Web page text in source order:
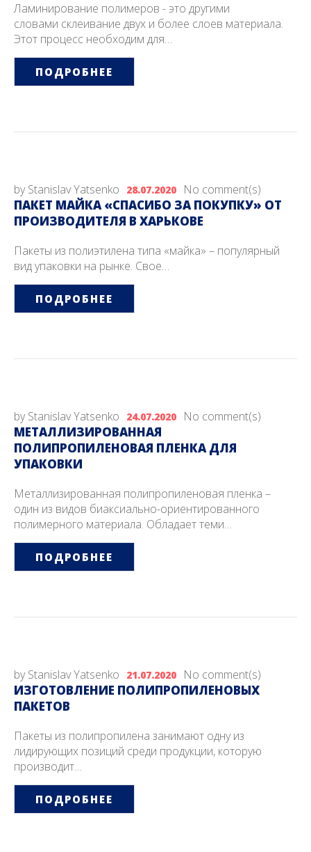
Ламинирование полимеров - это другими
словами склеивание двух и более слоев материала.
Этот процесс необходим для…
ПОДРОБНЕЕ
byStanislav Yatsenko 28.07.2020 No comment(s)
ПАКЕТ МАЙКА «СПАСИБО ЗА ПОКУПКУ» ОТ
ПРОИЗВОДИТЕЛЯ В ХАРЬКОВЕ
Пакеты из полиэтилена типа «майка» – популярный
вид упаковки на рынке. Свое…
ПОДРОБНЕЕ
byStanislav Yatsenko 24.07.2020 No comment(s)
МЕТАЛЛИЗИРОВАННАЯ
ПОЛИПРОПИЛЕНОВАЯ ПЛЕНКА ДЛЯ
УПАКОВКИ
Металлизированная полипропиленовая пленка –
один из видов биаксиально-ориентированного
полимерного материала. Обладает теми…
ПОДРОБНЕЕ
byStanislav Yatsenko 21.07.2020 No comment(s)
ИЗГОТОВЛЕНИЕ ПОЛИПРОПИЛЕНОВЫХ
ПАКЕТОВ
Пакеты из полипропилена занимают одну из
лидирующих позиций среди продукции, которую
производит…
ПОДРОБНЕЕ